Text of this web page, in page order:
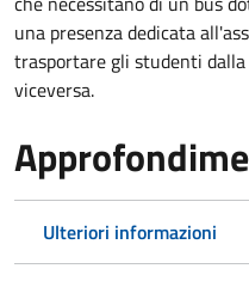
una presenza dedicata
trasportare gli studenti
viceversa.
Ulteriori informazioni